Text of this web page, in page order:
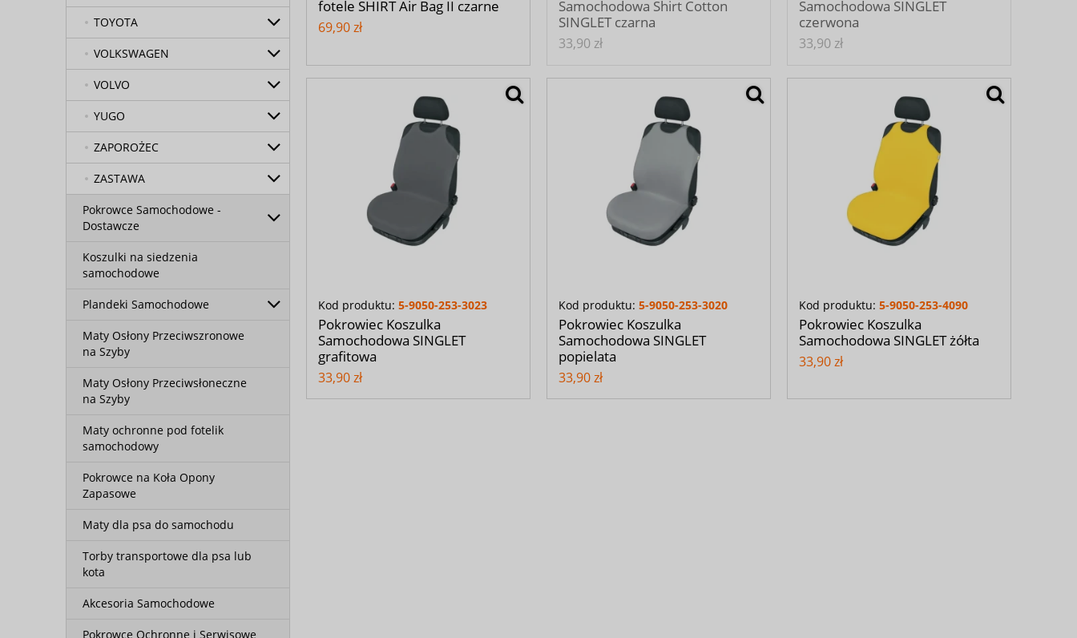
TOYOTA
VOLKSWAGEN
VOLVO
YUGO
ZAPOROŻEC
ZASTAWA
Pokrowce Samochodowe -
Dostawcze
Koszulki na siedzenia
samochodowe
Plandeki Samochodowe
Maty Osłony Przeciwszronowe
na Szyby
Maty Osłony Przeciwsłoneczne
na Szyby
Maty ochronne pod fotelik
samochodowy
Pokrowce na Koła Opony
Zapasowe
Maty dla psa do samochodu
Torby transportowe dla psa lub
kota
Akcesoria Samochodowe
Pokrowce Ochronne i Serwisowe
fotele SHIRT Air Bag II czarne
69,90 zł
Samochodowa Shirt Cotton
SINGLET czarna
33,90 zł
Samochodowa SINGLET
czerwona
33,90 zł
Kod produktu: 5-9050-253-3023
Pokrowiec Koszulka
Samochodowa SINGLET
grafitowa
33,90 zł
Kod produktu: 5-9050-253-3020
Pokrowiec Koszulka
Samochodowa SINGLET
popielata
33,90 zł
Kod produktu: 5-9050-253-4090
Pokrowiec Koszulka
Samochodowa SINGLET żółta
33,90 zł